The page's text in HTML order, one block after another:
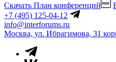
Скачать План конференций
+7 (495) 125-04-12
info@interforums.ru
Москва, ул. Ибрагимова, 31